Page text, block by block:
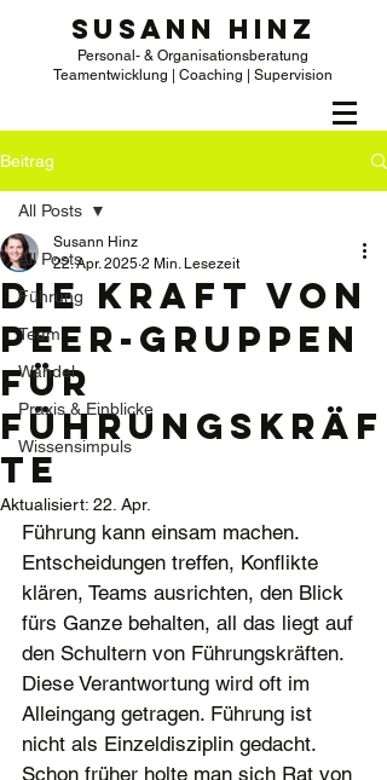
SUSANN HINZ
Personal- & Organisationsberatung
Teamentwicklung | Coaching | Supervision
Beitrag
All Posts
Führung
Team
Wandel
Praxis & Einblicke
Wissensimpuls
All Posts
Die Kraft von
Peer-Gruppen
für
Führungskräf
te
Susann Hinz
22. Apr. 2025 2 Min. Lesezeit
Aktualisiert: 22. Apr.
Führung kann einsam machen.
Entscheidungen treffen, Konflikte
klären, Teams ausrichten, den Blick
fürs Ganze behalten, all das liegt auf
den Schultern von Führungskräften.
Diese Verantwortung wird oft im
Alleingang getragen. Führung ist
nicht als Einzeldisziplin gedacht.
Schon früher holte man sich Rat von